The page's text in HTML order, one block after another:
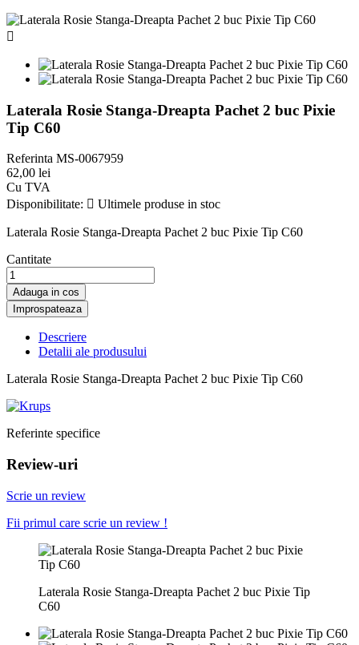

Laterala Rosie Stanga-Dreapta Pachet 2 buc Pixie
Tip C60
Referinta MS-0067959
62,00 lei
Cu TVA
Disponibilitate:  Ultimele produse in stoc
Laterala Rosie Stanga-Dreapta Pachet 2 buc Pixie Tip C60
Cantitate
Adauga in cos
Descriere
Detalii ale produsului
Laterala Rosie Stanga-Dreapta Pachet 2 buc Pixie Tip C60
Referinte specifice
Review-uri
Scrie un review
Fii primul care scrie un review !
Laterala Rosie Stanga-Dreapta Pachet 2 buc Pixie Tip
C60